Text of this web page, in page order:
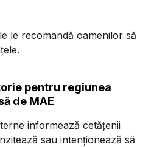
le recomandă oamenilor să
pentru regiunea
de MAE
informează cetățenii
sau intenționează să